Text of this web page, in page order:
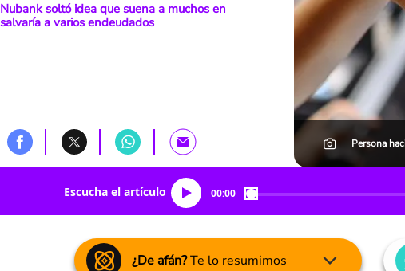
soltó idea que suena a muchos en
a varios endeudados
Persona
Escucha el artículo 00:00
¿De afán?Te lo resumimos